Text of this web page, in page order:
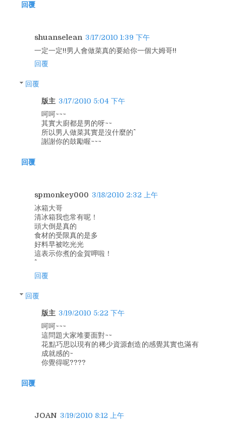
回覆
shuanselean 3/17/2010 1:39 下午
一定一定!!男人會做菜真的要給你一個大姆哥!!
回覆
回覆
版主 3/17/2010 5:04 下午
呵呵~~~
其實大廚都是男的呀~~
所以男人做菜其實是沒什麼的^^
謝謝你的鼓勵喔~~~
回覆
spmonkey000 3/18/2010 2:32 上午
冰箱大哥
清冰箱我也常有呢！
頭大倒是真的
食材的受限真的是多
好料早被吃光光
這表示你煮的金賀呷啦！
回覆
回覆
版主 3/19/2010 5:22 下午
呵呵~~~
這問題大家堆要面對~~
花點巧思以現有的稀少資源創造的感覺其實也滿有
成就感的~
你覺得呢????
回覆
JOAN 3/19/2010 8:12 上午